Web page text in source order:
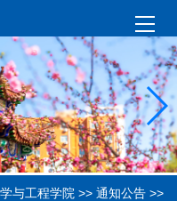
与工程学院 >> 通知公告 >>